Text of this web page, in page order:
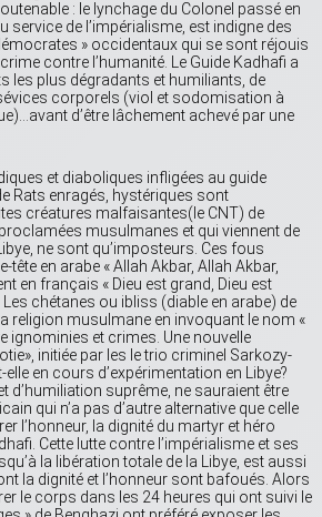
: le lynchage du Colonel passé en
service de l’impérialisme, est indigne des
» occidentaux qui se sont réjouis
contre l’humanité. Le Guide Kadhafi a
les plus dégradants et humiliants, de
corporels (viol et sodomisation à
d’être lâchement achevé par une
et diaboliques infligées au guide
Rats enragés, hystériques sont
créatures malfaisantes(le CNT) de
musulmanes et qui viennent de
ne sont qu’imposteurs. Ces fous
tête en arabe « Allah Akbar, Allah Akbar,
en français « Dieu est grand, Dieu est
chétanes ou ibliss (diable en arabe) de
religion musulmane en invoquant le nom «
ignominies et crimes. Une nouvelle
initiée par les le trio criminel Sarkozy-
en cours d’expérimentation en Libye?
d’humiliation suprême, ne sauraient être
qui n’a pas d’autre alternative que celle
l’honneur, la dignité du martyr et héro
Cette lutte contre l’impérialisme et ses
la libération totale de la Libye, est aussi
la dignité et l’honneur sont bafoués. Alors
le corps dans les 24 heures qui ont suivi le